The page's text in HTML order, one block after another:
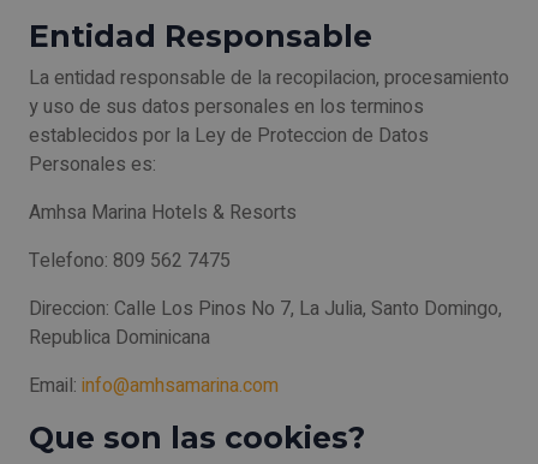
Entidad Responsable
La entidad responsable de la recopilacion, procesamiento
y uso de sus datos personales en los terminos
establecidos por la Ley de Proteccion de Datos
Personales es:
Amhsa Marina Hotels & Resorts
Telefono: 809 562 7475
Direccion: Calle Los Pinos No 7, La Julia, Santo Domingo,
Republica Dominicana
Email: info@amhsamarina.com
Que son las cookies?